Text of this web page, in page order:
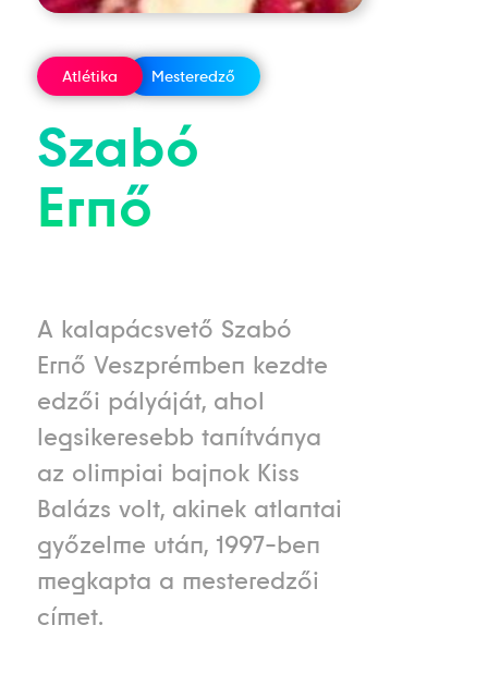
Atlétika Mesteredző
Szabó
Ernő
A kalapácsvető Szabó
Ernő Veszprémben kezdte
edzői pályáját, ahol
legsikeresebb tanítványa
az olimpiai bajnok Kiss
Balázs volt, akinek atlantai
győzelme után, 1997-ben
megkapta a mesteredzői
címet.